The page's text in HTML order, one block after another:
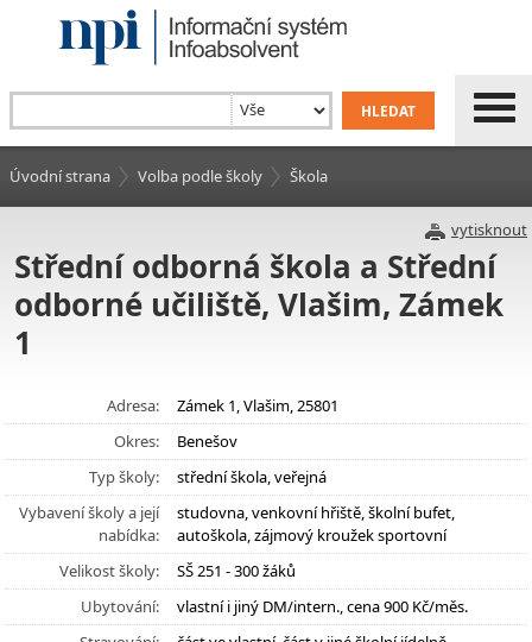
Úvodní strana Volba podle školy Škola
vytisknout
Střední odborná škola a Střední
odborné učiliště, Vlašim, Zámek
1
Adresa:
Zámek 1, Vlašim, 25801
Okres:
Benešov
Typ školy:
střední škola, veřejná
Vybavení školy a její
nabídka:
studovna, venkovní hřiště, školní bufet,
autoškola, zájmový kroužek sportovní
Velikost školy:
SŠ 251 - 300 žáků
Ubytování:
vlastní i jiný DM/intern., cena 900 Kč/měs.